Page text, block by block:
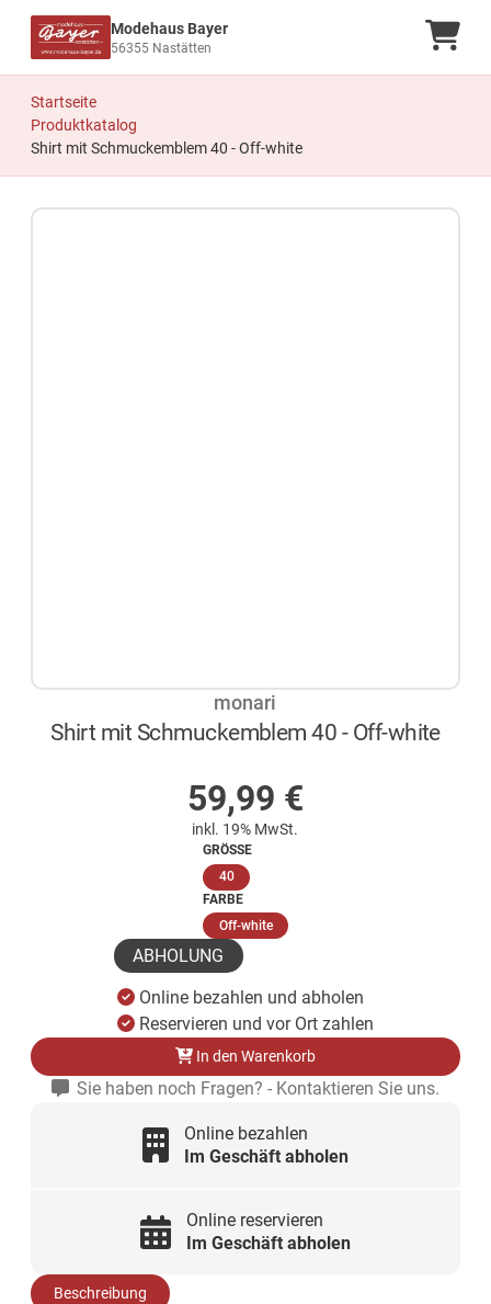
Modehaus Bayer
56355 Nastätten
Startseite
Produktkatalog
Shirt mit Schmuckemblem 40 - Off-white
monari
Shirt mit Schmuckemblem 40 - Off-white
59,99 €
inkl. 19% MwSt.
GRÖSSE
40(ausgewählt)
FARBE
Off-white(ausgewählt)
ABHOLUNG
Online bezahlen und abholen
Reservieren und vor Ort zahlen
In den Warenkorb
Sie haben noch Fragen? - Kontaktieren Sie uns.
Online bezahlen
Im Geschäft abholen
Online reservieren
Im Geschäft abholen
Beschreibung